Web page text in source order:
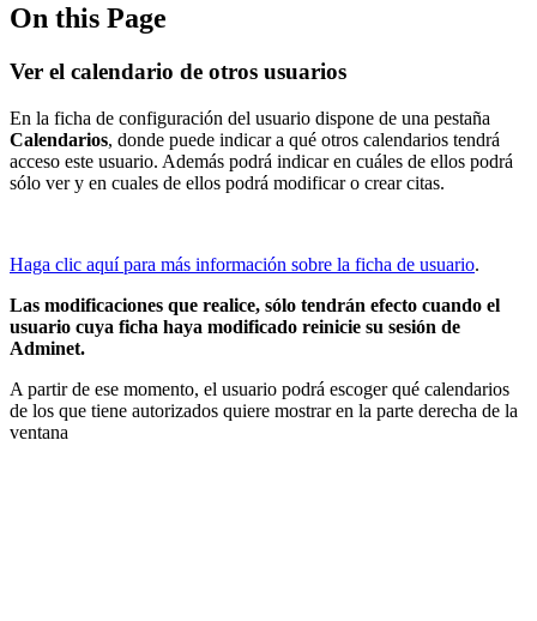
On this Page
Ver el calendario de otros usuarios
En la ficha de configuración del usuario dispone de una pestaña
Calendarios, donde puede indicar a qué otros calendarios tendrá
acceso este usuario. Además podrá indicar en cuáles de ellos podrá
sólo ver y en cuales de ellos podrá modificar o crear citas.
Haga clic aquí para más información sobre la ficha de usuario.
Las modificaciones que realice, sólo tendrán efecto cuando el
usuario cuya ficha haya modificado reinicie su sesión de
Adminet.
A partir de ese momento, el usuario podrá escoger qué calendarios
de los que tiene autorizados quiere mostrar en la parte derecha de la
ventana